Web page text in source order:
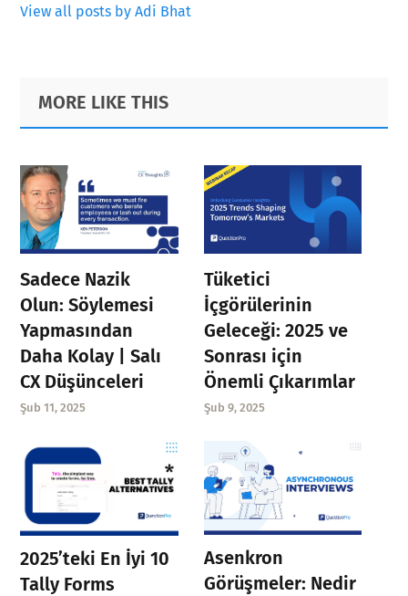
View all posts by Adi Bhat
Primary
Sidebar
Footer
MORE LIKE THIS
Sadece Nazik
Olun: Söylemesi
Yapmasından
Daha Kolay | Salı
CX Düşünceleri
Şub 11, 2025
Tüketici
İçgörülerinin
Geleceği: 2025 ve
Sonrası için
Önemli Çıkarımlar
Şub 9, 2025
2025’teki En İyi 10
Tally Forms
Asenkron
Görüşmeler: Nedir